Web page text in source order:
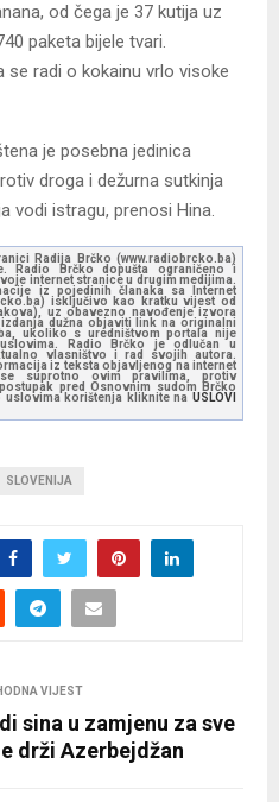
od čega je 37 kutija uz
paketa bijele tvari.
se radi o kokainu vrlo visoke
je posebna jedinica
droga i dežurna sutkinja
vodi istragu, prenosi Hina.
Radija Brčko (www.radiobrcko.ba)
Radio Brčko dopušta ograničeno i
internet stranice u drugim medijima.
iz pojedinih članaka sa Internet
isključivo kao kratku vijest od
uz obavezno navođenje izvora
dužna objaviti link na originalni
ukoliko s uredništvom portala nije
Radio Brčko je odlučan u
vlasništvo i rad svojih autora.
iz teksta objavljenog na internet
suprotno ovim pravilima, protiv
pred Osnovnim sudom Brčko
korištenja kliknite na USLOVI
SLOVENIJA
VIJEST
sina u zamjenu za sve
drži Azerbejdžan